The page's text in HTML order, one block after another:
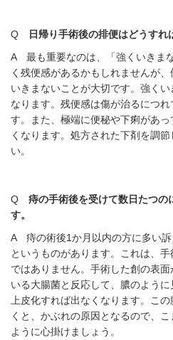
Q
日帰り手術後の排便はどうすれ
A 最も重要なのは、「強くいきま
く残便感があるかもしれませんが
いきまないことが大切です。強く
なります。残便感は傷が治るにつ
す。また、極端に便秘や下痢があ
くなります。処方された下剤を調
い。
Q 痔の手術後を受けて数日たつの
す。
A 痔の術後1か月以内の方に多い訴
というものがあります。これは、
ではありません。手術した創の表
いる大腸菌と反応して、膿のよう
上皮化すれば出なくなります。こ
くと、かぶれの原因となるので、
ように心掛けましょう。